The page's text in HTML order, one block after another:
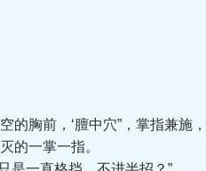
胸前，‘膻中穴”，掌指兼施
的一掌一指。